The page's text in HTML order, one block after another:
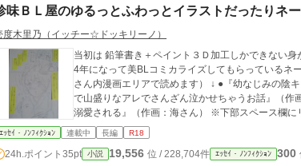
味ＢＬ屋のゆるっとふわっとイラストだったりネ
度木里乃（イッチー☆ドッキリーノ）
当初は 鉛筆書き＋ペイント３Ｄ加工しかできない身
4年になって美BLコミカライズしてもらっているネームをアップしてます♡ ●
さん内漫画エリアで読めます） ↓ ●『幼なじみの陰
で山盛りなアレでさんざん泣かせちゃうお話』（作画：もちねこさん） ●『オメガ
溺愛される』（作画：海さん） ※
ｴｯｾｲ・ﾉﾝﾌｨｸｼｮﾝ 連載中 長編 R18
24h.ポイント 35pt 小説 19,556 位 / 228,704件 ｴｯｾｲ・ﾉﾝﾌｨｸｼｮﾝ 300